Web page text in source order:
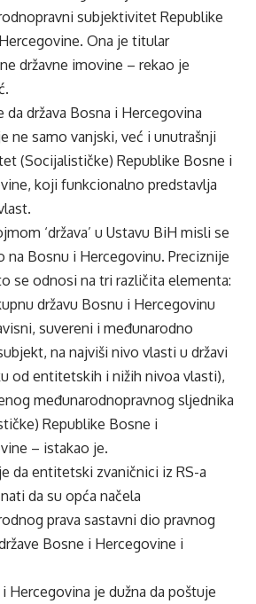
subjektivitet Republike
Ona je titular
državne imovine – rekao je
da država Bosna i Hercegovina
ne samo vanjski, već i unutrašnji
(Socijalističke) Republike Bosne i
koji funkcionalno predstavlja
‘država’ u Ustavu BiH misli se
na Bosnu i Hercegovinu. Preciznije
se odnosi na tri različita elementa:
državu Bosnu i Hercegovinu
suvereni i međunarodno
na najviši nivo vlasti u državi
od entitetskih i nižih nivoa vlasti),
međunarodnopravnog sljednika
Republike Bosne i
– istakao je.
da entitetski zvaničnici iz RS-a
da su opća načela
prava sastavni dio pravnog
Bosne i Hercegovine i
Hercegovina je dužna da poštuje